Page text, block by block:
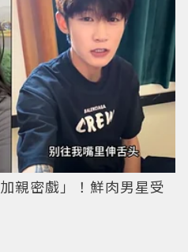
親密戲」！鮮肉男星受